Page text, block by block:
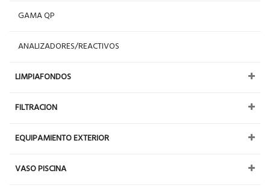
GAMA QP
ANALIZADORES/REACTIVOS
LIMPIAFONDOS
FILTRACION
EQUIPAMIENTO EXTERIOR
VASO PISCINA